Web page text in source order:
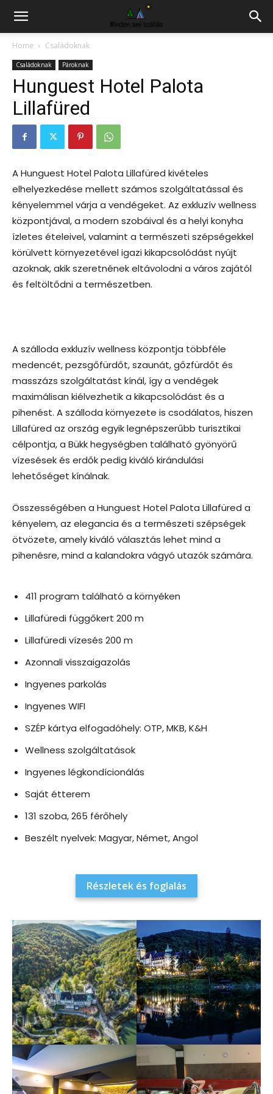
Hazai
szállás
Home Családoknak
Családoknak Pároknak
Hunguest Hotel Palota
Lillafüred
A Hunguest Hotel Palota Lillafüred kivételes
elhelyezkedése mellett számos szolgáltatással és
kényelemmel várja a vendégeket. Az exkluzív wellness
központjával, a modern szobáival és a helyi konyha
ízletes ételeivel, valamint a természeti szépségekkel
körülvett környezetével igazi kikapcsolódást nyújt
azoknak, akik szeretnének eltávolodni a város zajától
és feltöltődni a természetben.
A szálloda exkluzív wellness központja többféle
medencét, pezsgőfürdőt, szaunát, gőzfürdőt és
masszázs szolgáltatást kínál, így a vendégek
maximálisan kiélvezhetik a kikapcsolódást és a
pihenést. A szálloda környezete is csodálatos, hiszen
Lillafüred az ország egyik legnépszerűbb turisztikai
célpontja, a Bükk hegységben található gyönyörű
vízesések és erdők pedig kiváló kirándulási
lehetőséget kínálnak.
Összességében a Hunguest Hotel Palota Lillafüred a
kényelem, az elegancia és a természeti szépségek
ötvözete, amely kiváló választás lehet mind a
pihenésre, mind a kalandokra vágyó utazók számára.
411 program található a környéken
Lillafüredi függőkert 200 m
Lillafüredi vízesés 200 m
Azonnali visszaigazolás
Ingyenes parkolás
Ingyenes WIFI
SZÉP kártya elfogadóhely: OTP, MKB, K&H
Wellness szolgáltatások
Ingyenes légkondícionálás
Saját étterem
131 szoba, 265 férőhely
Beszélt nyelvek: Magyar, Német, Angol
Részletek és foglalás